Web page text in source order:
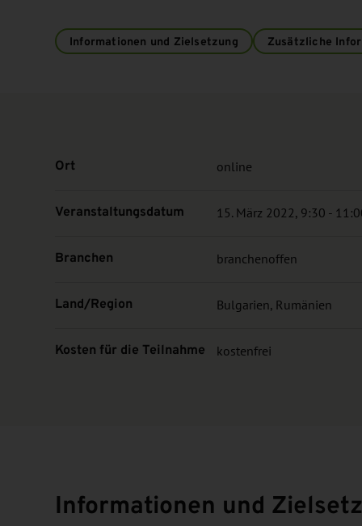
Informationen und Zielsetzung Zusätzliche
Ort online
Veranstaltungsdatum 15. März 2022, 9:30 -
Branchen branchenoffen
Land/Region Bulgarien, Rumänien
Kosten für die Teilnahme kostenfrei
Informationen und